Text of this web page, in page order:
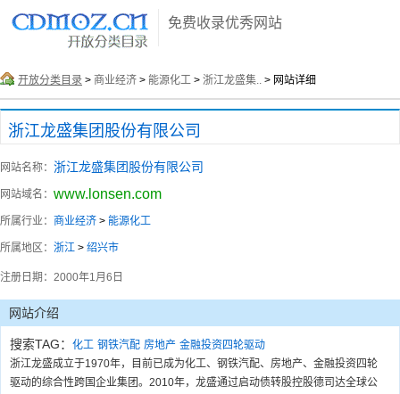
免费收录优秀网站
开放分类目录 > 商业经济 > 能源化工 > 浙江龙盛集.. > 网站详细
浙江龙盛集团股份有限公司
网站名称： 浙江龙盛集团股份有限公司
网站域名： www.lonsen.com
所属行业： 商业经济 > 能源化工
所属地区： 浙江 > 绍兴市
注册日期： 2000年1月6日
网站介绍
搜索TAG： 化工 钢铁汽配 房地产 金融投资四轮驱动
浙江龙盛成立于1970年，目前已成为化工、钢铁汽配、房地产、金融投资四轮
驱动的综合性跨国企业集团。2010年，龙盛通过启动债转股控股德司达全球公